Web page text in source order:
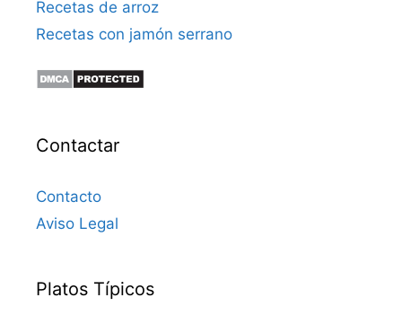
Recetas de arroz
Recetas con jamón serrano
Contactar
Contacto
Aviso Legal
Platos Típicos